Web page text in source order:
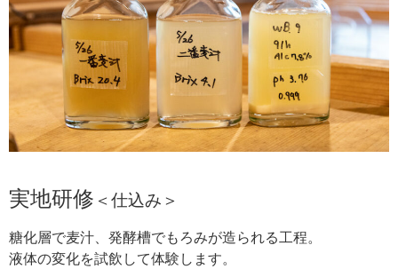
実地研修 ＜仕込み＞
糖化層で麦汁、発酵槽でもろみが造られる工程。
液体の変化を試飲して体験します。